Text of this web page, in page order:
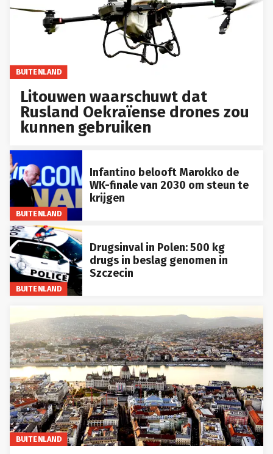
BUITENLAND
Litouwen waarschuwt dat
Rusland Oekraïense drones zou
kunnen gebruiken
BUITENLAND
Infantino belooft Marokko de
WK-finale van 2030 om steun te
krijgen
BUITENLAND
Drugsinval in Polen: 500 kg
drugs in beslag genomen in
Szczecin
BUITENLAND